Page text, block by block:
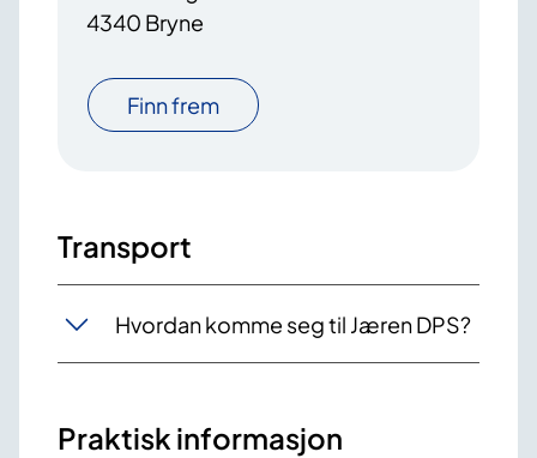
4340 Bryne
Finn frem
Transport
Hvordan komme seg til Jæren DPS?
Praktisk informasjon